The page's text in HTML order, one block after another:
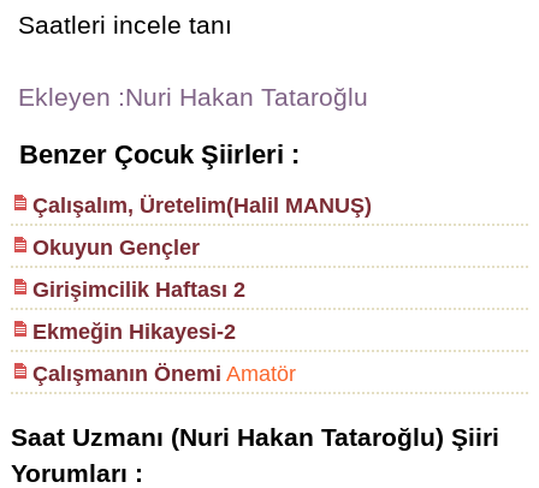
Saatleri incele tanı
Ekleyen :Nuri Hakan Tataroğlu
Benzer Çocuk Şiirleri :
Çalışalım, Üretelim(Halil MANUŞ)
Okuyun Gençler
Girişimcilik Haftası 2
Ekmeğin Hikayesi-2
Çalışmanın Önemi Amatör
Saat Uzmanı (Nuri Hakan Tataroğlu) Şiiri
Yorumları :